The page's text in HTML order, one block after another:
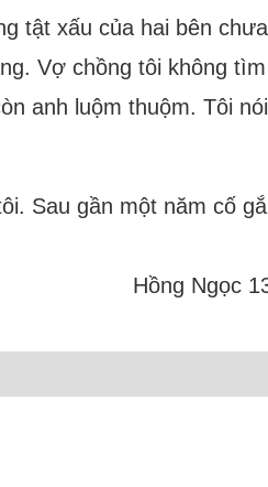
tật xấu của hai bên
Vợ chồng tôi không
anh luộm thuộm. Tôi
Sau gần một năm cố
Hồng Ngọc